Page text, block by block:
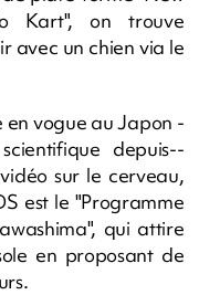
Kart", on trouve
avec un chien via le
en vogue au Japon -
depuis--
sur le cerveau,
est le "Programme
qui attire
en proposant de